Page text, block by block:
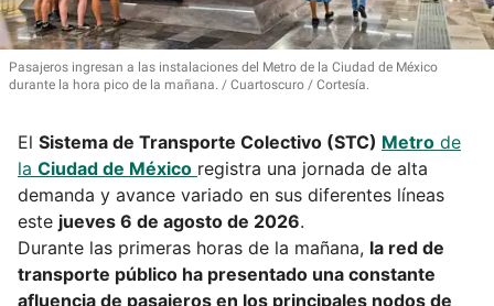
Pasajeros ingresan a las instalaciones del Metro de la Ciudad de México
durante la hora pico de la mañana.
Cuartoscuro / Cortesía.
El Sistema de Transporte Colectivo (STC) Metro de
la Ciudad de México registra una jornada de alta
demanda y avance variado en sus diferentes líneas
este jueves 6 de agosto de 2026.
Durante las primeras horas de la mañana, la red de
transporte público ha presentado una constante
afluencia de pasajeros en los principales nodos de